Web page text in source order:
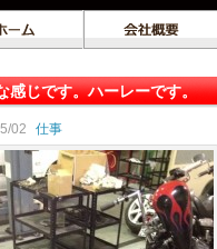
感じです。ハーレーです。
02 仕事